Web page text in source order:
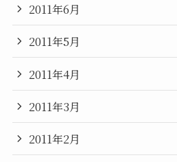
2011年6月
2011年5月
2011年4月
2011年3月
2011年2月